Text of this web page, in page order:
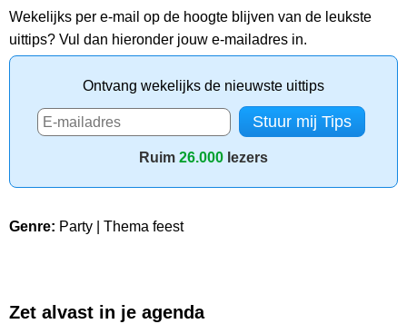
Wekelijks per e-mail op de hoogte blijven van de leukste
uittips? Vul dan hieronder jouw e-mailadres in.
Ontvang wekelijks de nieuwste uittips
Ruim 26.000 lezers
Genre: Party | Thema feest
Zet alvast in je agenda